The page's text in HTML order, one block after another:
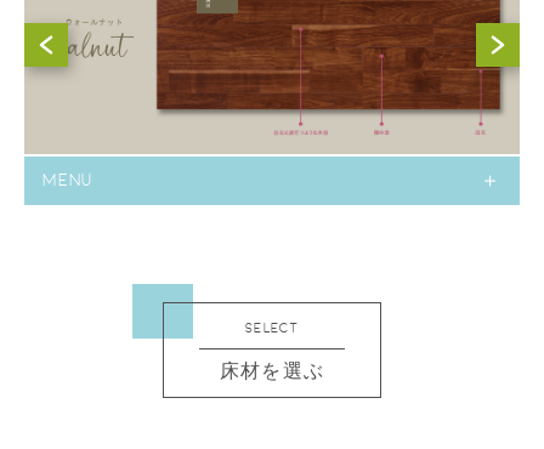
MENU
SELECT
床材を選ぶ